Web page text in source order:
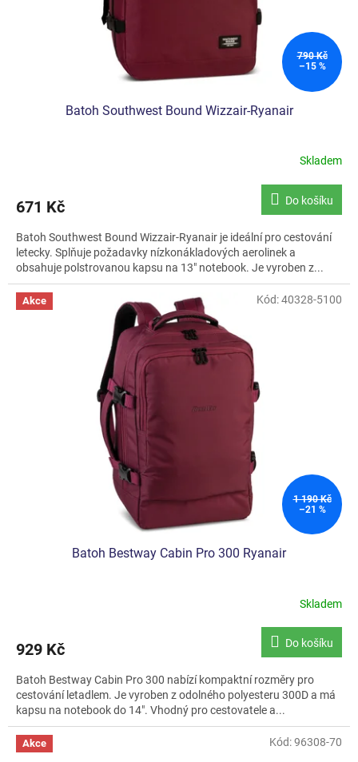
790 Kč
–15 %
Batoh Southwest Bound Wizzair-Ryanair
Skladem
671 Kč Do košíku
Batoh Southwest Bound Wizzair-Ryanair je ideální pro cestování
letecky. Splňuje požadavky nízkonákladových aerolinek a
obsahuje polstrovanou kapsu na 13" notebook. Je vyroben z...
Akce
1 190 Kč
–21 %
Batoh Bestway Cabin Pro 300 Ryanair
Skladem
929 Kč Do košíku
Batoh Bestway Cabin Pro 300 nabízí kompaktní rozměry pro
cestování letadlem. Je vyroben z odolného polyesteru 300D a má
kapsu na notebook do 14". Vhodný pro cestovatele a...
Kód:40328-5100
Akce Kód:96308-70